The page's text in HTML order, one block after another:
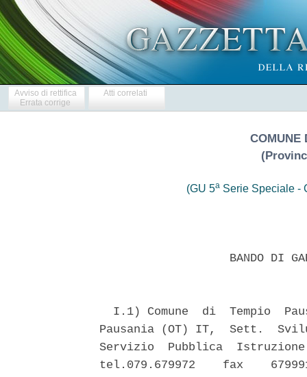
Avviso di rettifica
Errata corrige
Atti correlati
COMUNE
(GU 5a Serie Speciale -
BANDO DI
I.1) Comune  di  Tempio
Pausania (OT) IT,  Sett.
Servizio  Pubblica
tel.079.679972    fax